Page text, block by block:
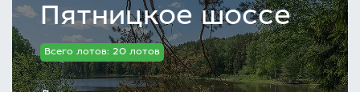
Пятницкое шоссе
Всего лотов: 20 лотов